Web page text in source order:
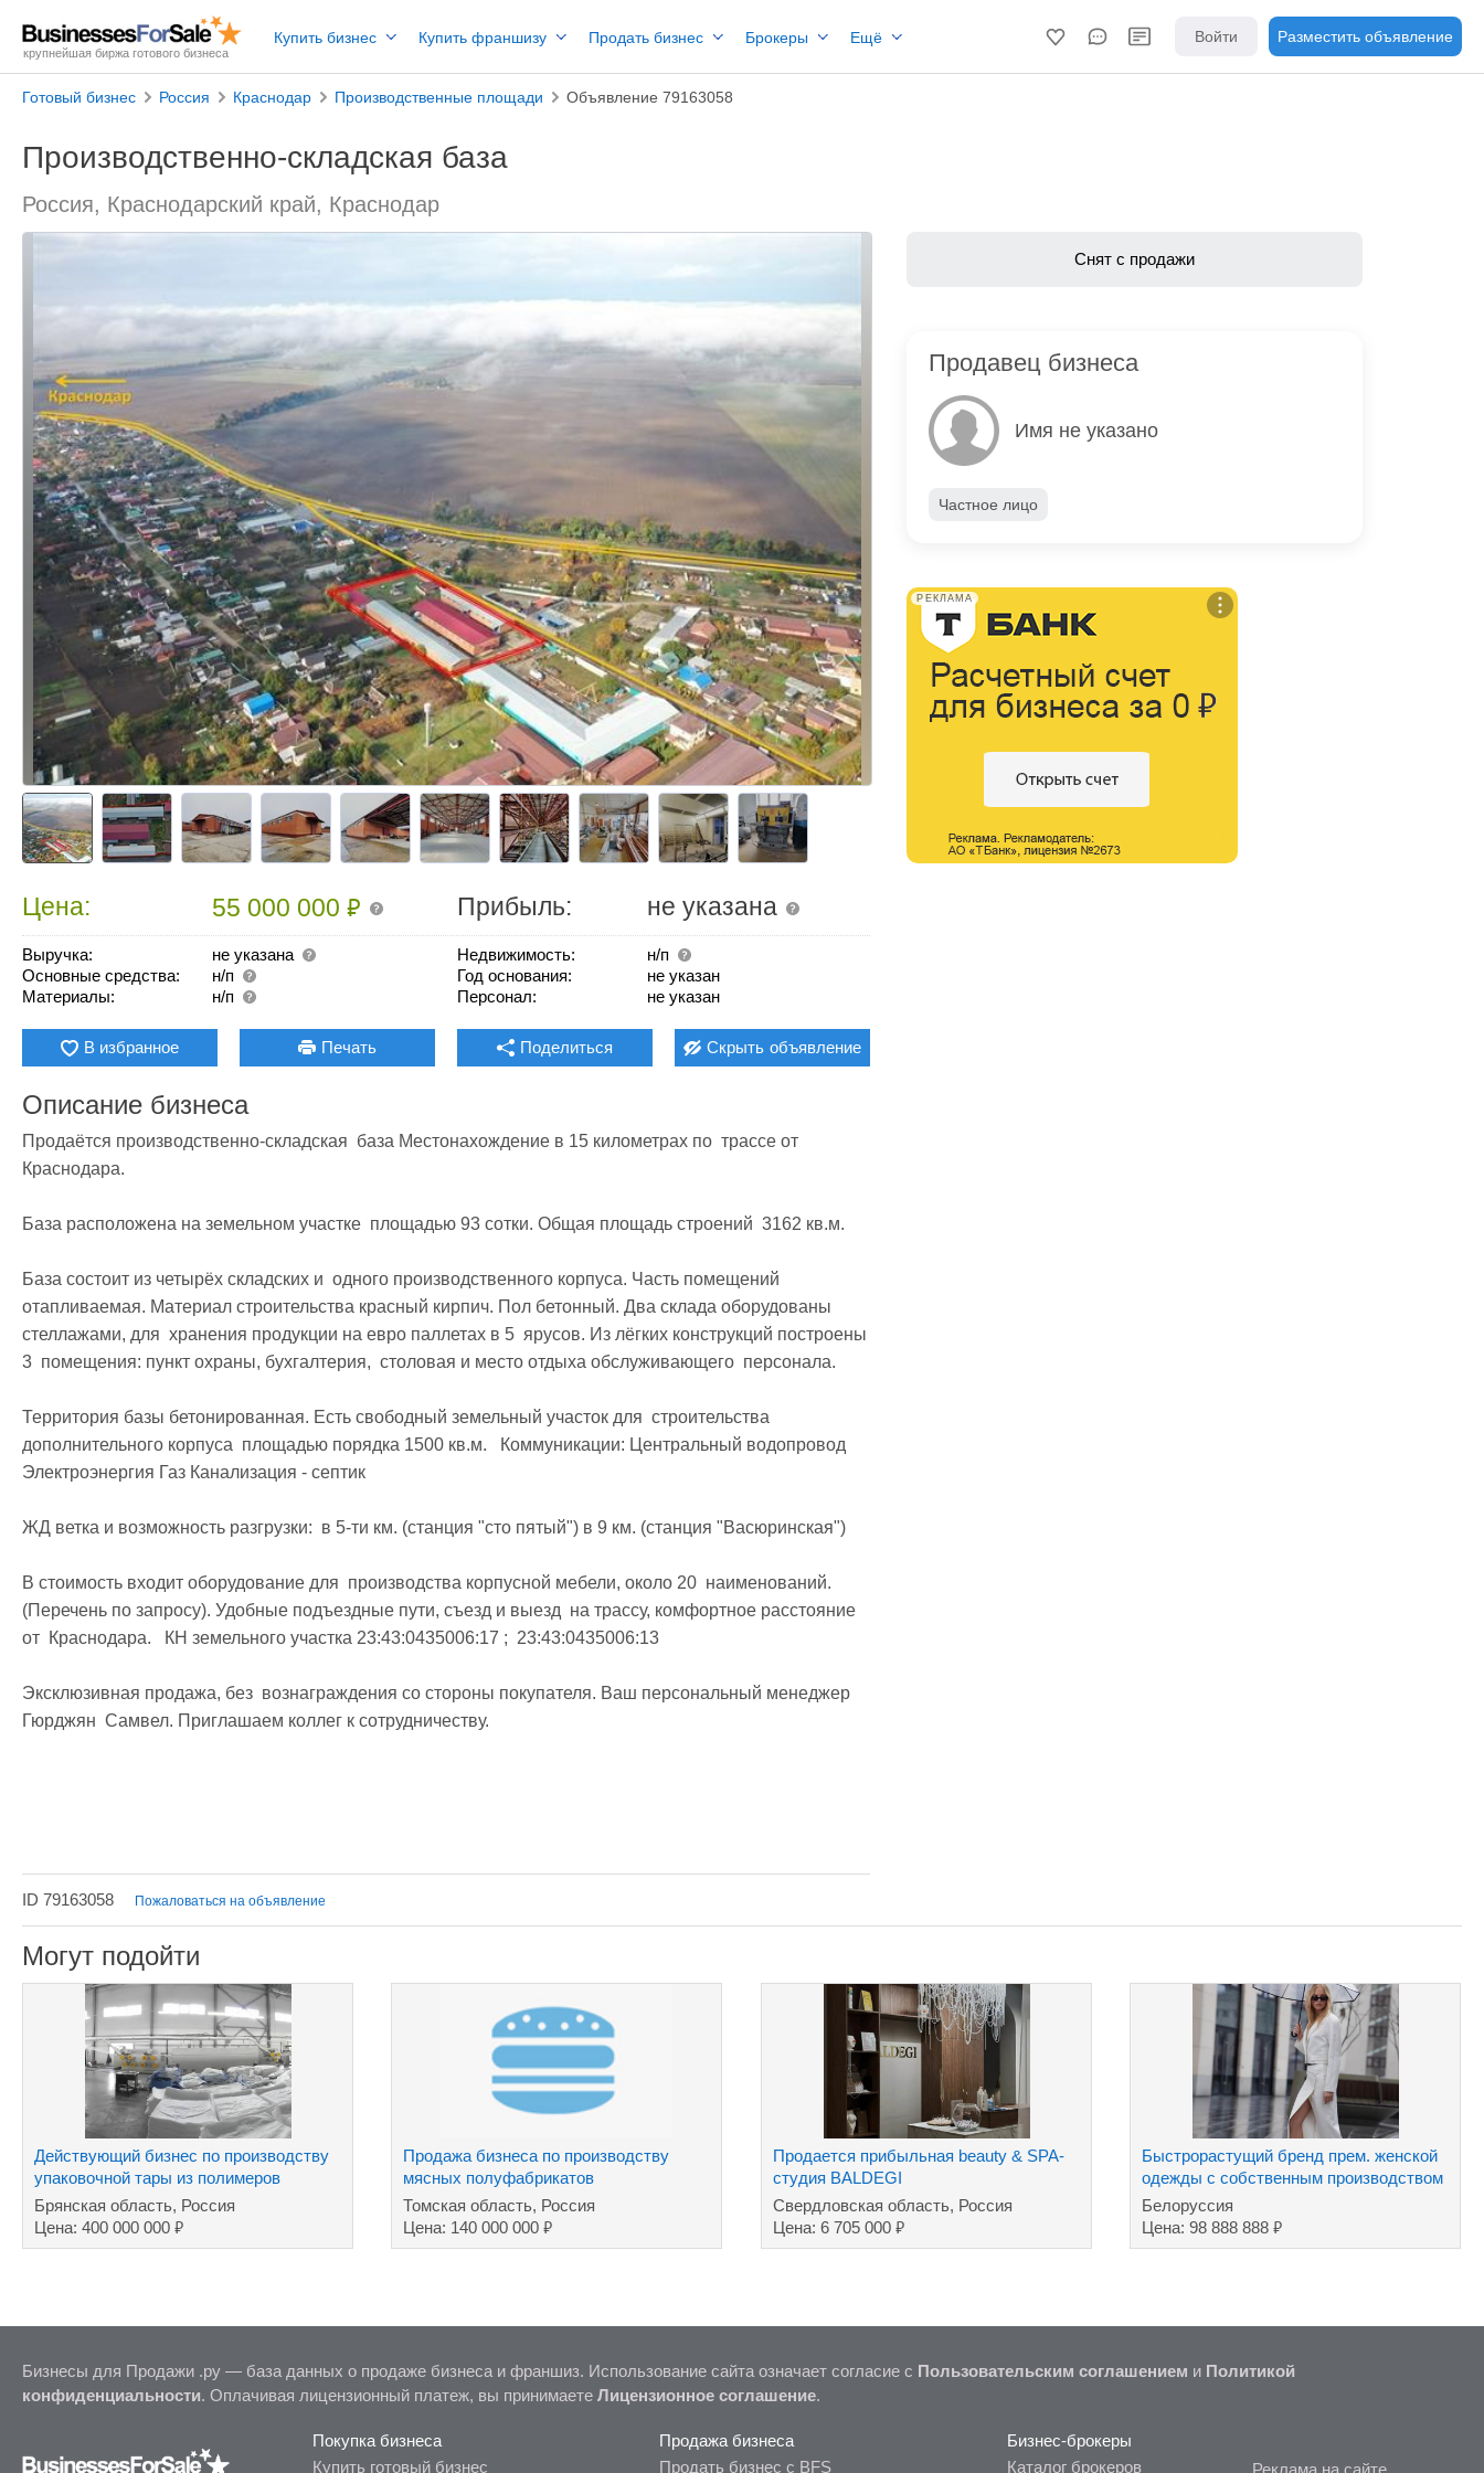
крупнейшая биржа готового бизнеса
Купить бизнес Купить франшизу Продать бизнес Брокеры Ещё Войти Разместить объявление
Готовый бизнес Россия Краснодар Производственные площади Объявление 79163058
Производственно-складская база
Россия, Краснодарский край, Краснодар
Цена: 55 000 000₽ Прибыль: не указана
Выручка:
не указана
Основные средства:
н/п
Материалы:
н/п
Недвижимость:
н/п
Год основания:
не указан
Персонал:
не указан
В избранное Печать Поделиться Скрыть объявление
Описание бизнеса
Продаётся производственно-складская  база Местонахождение в 15 километрах по  трассе от
Краснодара.
База расположена на земельном участке  площадью 93 сотки. Общая площадь строений  3162 кв.м.
База состоит из четырёх складских и  одного производственного корпуса. Часть помещений
отапливаемая. Материал строительства красный кирпич. Пол бетонный. Два склада оборудованы
стеллажами, для  хранения продукции на евро паллетах в 5  ярусов. Из лёгких конструкций построены
3  помещения: пункт охраны, бухгалтерия,  столовая и место отдыха обслуживающего  персонала.
Территория базы бетонированная. Есть свободный земельный участок для  строительства
дополнительного корпуса  площадью порядка 1500 кв.м.   Коммуникации: Центральный водопровод
Электроэнергия Газ Канализация - септик
ЖД ветка и возможность разгрузки:  в 5-ти км. (станция "сто пятый") в 9 км. (станция "Васюринская")
В стоимость входит оборудование для  производства корпусной мебели, около 20  наименований.
(Перечень по запросу). Удобные подъездные пути, съезд и выезд  на трассу, комфортное расстояние
от  Краснодара.   КН земельного участка 23:43:0435006:17 ;  23:43:0435006:13
Эксклюзивная продажа, без  вознаграждения со стороны покупателя. Ваш персональный менеджер
Гюрджян  Самвел. Приглашаем коллег к сотрудничеству.
Снят с продажи
Продавец бизнеса
Имя не указано
Частное лицо
РЕКЛАМА
ID 79163058 Пожаловаться на объявление
Могут подойти
Действующий бизнес по производству
упаковочной тары из полимеров
Брянская область, Россия
Цена: 400 000 000 ₽
Продажа бизнеса по производству
мясных полуфабрикатов
Томская область, Россия
Цена: 140 000 000₽
Продается прибыльная beauty & SPA-
студия BALDEGI
Свердловская область, Россия
Цена: 6 705 000 ₽
Быстрорастущий бренд прем. женской
одежды с собственным производством
Белоруссия
Цена: 98 888 888₽
Бизнесы для Продажи .ру — база данных о продаже бизнеса и франшиз. Использование сайта означает согласие с Пользовательским соглашением и Политикой
конфиденциальности. Оплачивая лицензионный платеж, вы принимаете Лицензионное соглашение.
Покупка бизнеса
Купить готовый бизнес
Продажа бизнеса
Продать бизнес с BFS
Бизнес-брокеры
Каталог брокеров
Реклама на сайте